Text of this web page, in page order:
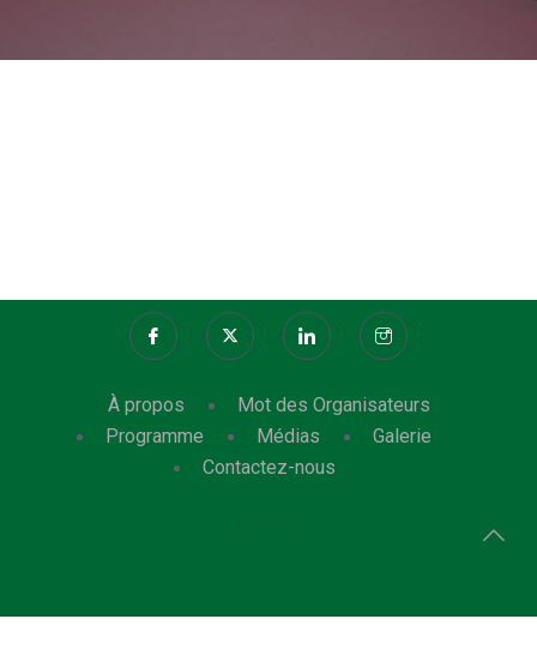
À propos
Mot des Organisateurs
Programme
Médias
Galerie
Contactez-nous